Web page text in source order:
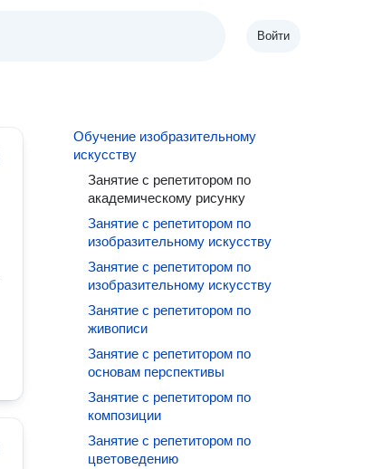
Войти
Обучение изобразительному
искусству
Занятие с репетитором по
академическому рисунку
Занятие с репетитором по
изобразительному искусству
Занятие с репетитором по
изобразительному искусству
Занятие с репетитором по
живописи
Занятие с репетитором по
основам перспективы
Занятие с репетитором по
композиции
Занятие с репетитором по
цветоведению